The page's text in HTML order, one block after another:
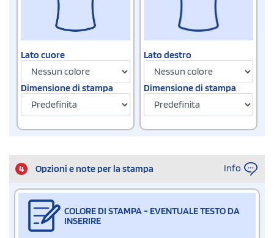
Lato cuore
Dimensione di stampa
Lato destro
Dimensione di stampa
4 Opzioni e note per la stampa Info
COLORE DI STAMPA - EVENTUALE TESTO DA
INSERIRE